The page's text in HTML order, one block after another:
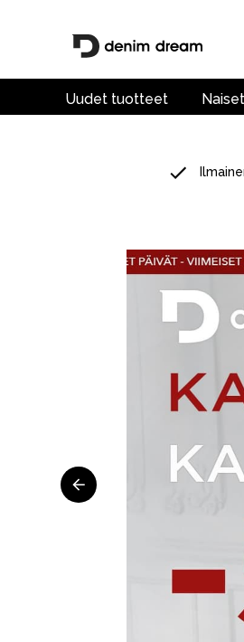
Uudet tuotteet Naiset